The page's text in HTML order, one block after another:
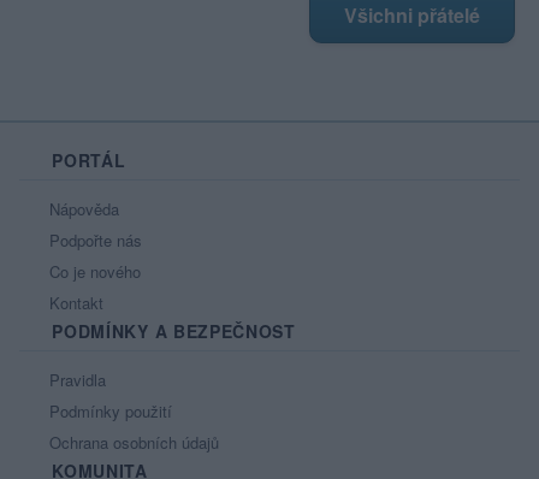
Všichni přátelé
PORTÁL
Nápověda
Podpořte nás
Co je nového
Kontakt
PODMÍNKY A BEZPEČNOST
Pravidla
Podmínky použití
Ochrana osobních údajů
KOMUNITA